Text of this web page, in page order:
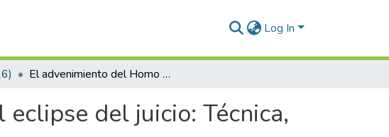
Log In
El advenimiento del Homo algorithmicus y el eclipse del juicio: Técnica, nihilismo y crisis democrática
del juicio: Técnica,